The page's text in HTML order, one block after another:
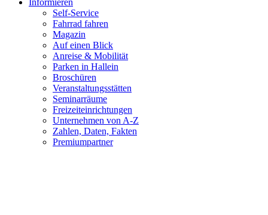
Informieren
Self-Service
Fahrrad fahren
Magazin
Auf einen Blick
Anreise & Mobilität
Parken in Hallein
Broschüren
Veranstaltungsstätten
Seminarräume
Freizeiteinrichtungen
Unternehmen von A-Z
Zahlen, Daten, Fakten
Premiumpartner